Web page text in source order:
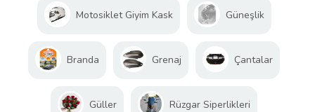
Motosiklet Giyim Kask Güneşlik
Branda Grenaj Çantalar
Güller Rüzgar Siperlikleri